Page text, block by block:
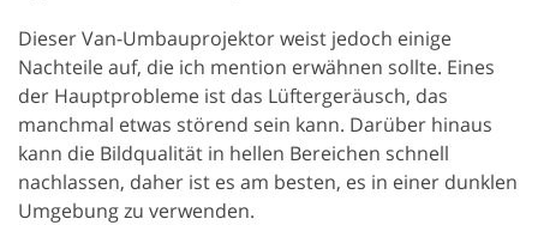
Dieser Van-Umbauprojektor weist jedoch einige
Nachteile auf, die ich mention erwähnen sollte. Eines
der Hauptprobleme ist das Lüftergeräusch, das
manchmal etwas störend sein kann. Darüber hinaus
kann die Bildqualität in hellen Bereichen schnell
nachlassen, daher ist es am besten, es in einer dunklen
Umgebung zu verwenden.